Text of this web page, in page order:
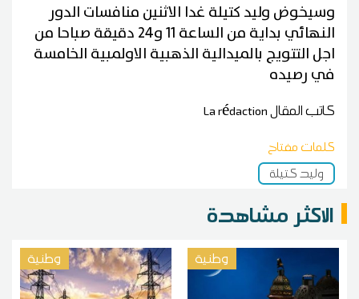
وسيخوض وليد كتيلة غدا الاثنين منافسات الدور
النهائي بداية من الساعة 11 و24 دقيقة صباحا من
اجل التتويج بالميدالية الذهبية الاولمبية الخامسة
في رصيده
كاتب المقالLa rédaction
كلمات مفتاح
وليد كتيلة
الاكثر مشاهدة
وطنية وطنية